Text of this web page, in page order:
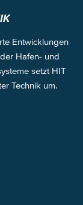
Entwicklungen
Hafen- und
setzt HIT
Technik um.